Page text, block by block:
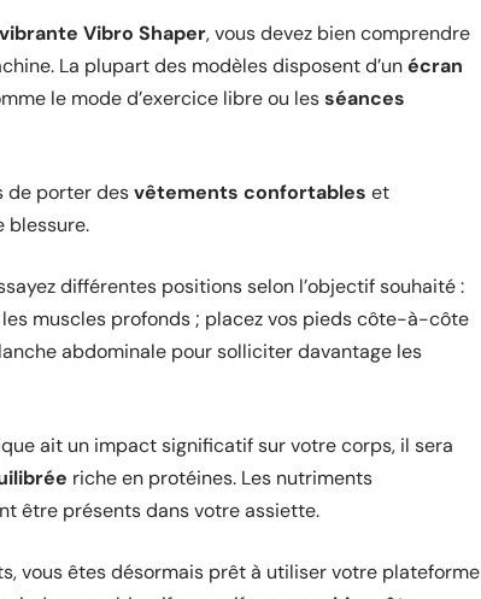
Vibro Shaper, vous devez bien comprendre
La plupart des modèles disposent d’unécran
le mode d’exercice libre ou lesséances
de porter desvêtements confortables et
blessure.
différentes positions selon l’objectif souhaité :
muscles profonds ; placez vos pieds côte-à-côte
abdominale pour solliciter davantage les
ait un impact significatif sur votre corps, il sera
riche en protéines. Les nutriments
être présents dans votre assiette.
vous êtes désormais prêt à utiliser votre plateforme